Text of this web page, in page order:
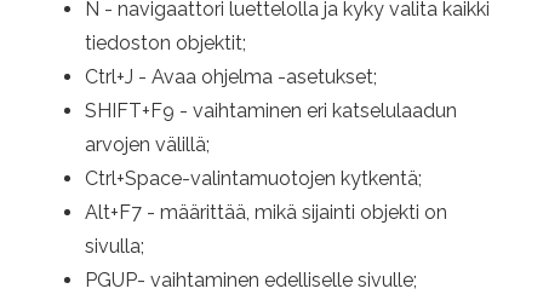
N - navigaattori luettelolla ja kyky valita kaikki
tiedoston objektit;
Ctrl+J - Avaa ohjelma -asetukset;
SHIFT+F9 - vaihtaminen eri katselulaadun
arvojen välillä;
Ctrl+Space-valintamuotojen kytkentä;
Alt+F7 - määrittää, mikä sijainti objekti on
sivulla;
PGUP- vaihtaminen edelliselle sivulle;